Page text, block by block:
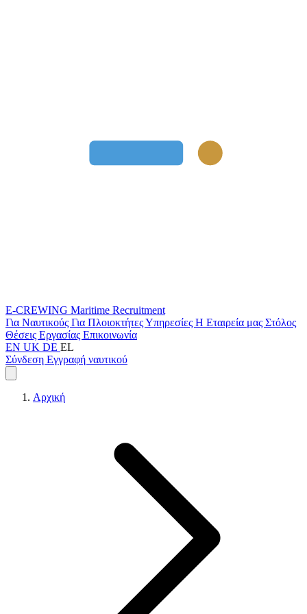
E-CREWING Maritime Recruitment
Για Ναυτικούς Για ΠλοιοκτήτεςΥπηρεσίες Η Εταιρεία μας Στόλος
Θέσεις Εργασίας Επικοινωνία
EN UK DE EL
Σύνδεση Εγγραφή ναυτικού
Αρχική